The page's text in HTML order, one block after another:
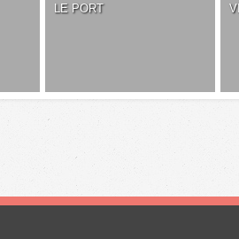
LE PORT